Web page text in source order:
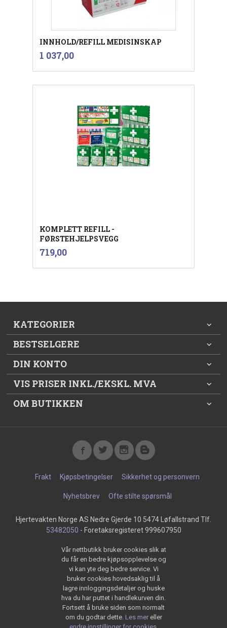
INNHOLD/REFILL MEDISINSKAP
Pris
1 037,00mva.
KOMPLETT REFILL -
FØRSTEHJELPSVEGG
Pris
719,00mva.
KATEGORIER
BESTSELGERE
DIN KONTO
VIS PRISER INKL./EKSKL. MVA
OM BUTIKKEN
Frakt Kjøpsbetingelser Sikkerhet og personvern
Nyhetsbrev Ofte stilte spørsmål
Hjertevakten Norge AS Nedre Gjerde 10 5474 Løfallstrand Tlf.
53482050 - Foretaksregisteret 999607950
Vår nettbutikk bruker cookies slik at
du får en bedre kjøpsopplevelse og
vi kan yte deg bedre service. Vi
bruker cookies hovedsaklig til å
lagre innloggingsdetaljer og huske
hva du har puttet i handlekurven din.
Fortsett å bruke siden som normalt
om du godtar dette. Les mer eller